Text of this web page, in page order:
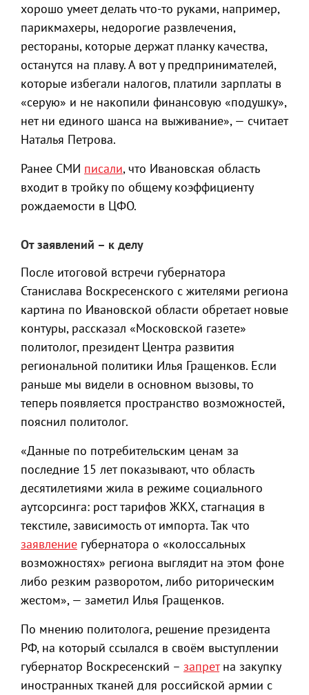
хорошо умеет делать что-то руками, например,
парикмахеры, недорогие развлечения,
рестораны, которые держат планку качества,
останутся на плаву. А вот у предпринимателей,
которые избегали налогов, платили зарплаты в
«серую» и не накопили финансовую «подушку»,
нет ни единого шанса на выживание», — считает
Наталья Петрова.
Ранее СМИ писали, что Ивановская область
входит в тройку по общему коэффициенту
рождаемости в ЦФО.
От заявлений – к делу
После итоговой встречи губернатора
Станислава Воскресенского с жителями региона
картина по Ивановской области обретает новые
контуры, рассказал «Московской газете»
политолог, президент Центра развития
региональной политики Илья Гращенков. Если
раньше мы видели в основном вызовы, то
теперь появляется пространство возможностей,
пояснил политолог.
«Данные по потребительским ценам за
последние 15 лет показывают, что область
десятилетиями жила в режиме социального
аутсорсинга: рост тарифов ЖКХ, стагнация в
текстиле, зависимость от импорта. Так что
заявление губернатора о «колоссальных
возможностях» региона выглядит на этом фоне
либо резким разворотом, либо риторическим
жестом», — заметил Илья Гращенков.
По мнению политолога, решение президента
РФ, на который ссылался в своём выступлении
губернатор Воскресенский – запретна закупку
иностранных тканей для российской армии с